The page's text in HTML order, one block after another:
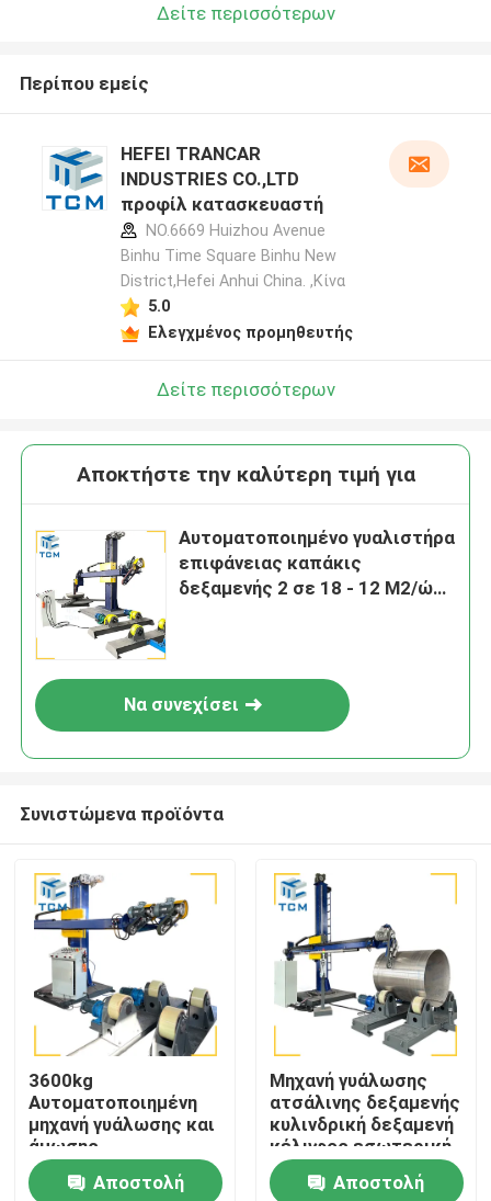
Σπίτι
Προϊόντα
Δείτε περισσότερων
Περίπου εμείς
HEFEI TRANCAR
INDUSTRIES CO.,LTD
προφίλ κατασκευαστή
NO.6669 Huizhou Avenue
Binhu Time Square Binhu New
District,Hefei Anhui China. ,Κίνα
5.0
Ελεγχμένος προμηθευτής
Δείτε περισσότερων
Αποκτήστε την καλύτερη τιμή για
Αυτοματοποιημένο γυαλιστήρα
επιφάνειας καπάκις
δεξαμενής 2 σε 18 - 12 M2/ώρα
Να συνεχίσει
Συνιστώμενα προϊόντα
3600kg
Αυτοματοποιημένη
μηχανή γυάλωσης και
άμωσης
Βιομηχανικές διπλές
κεφαλές γιαΑποστολή
Μηχανή γυάλωσης
ατσάλινης δεξαμενής
κυλινδρική δεξαμενή
κέλυφος εσωτερική
επιφάνεια μεταλλική
γυάλισσαΑποστολή